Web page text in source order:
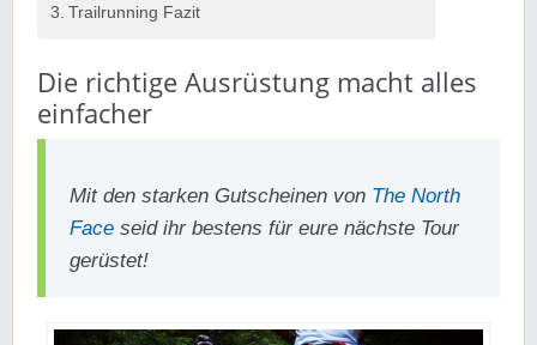
Trailrunning Fazit
Die richtige Ausrüstung macht alles
einfacher
Mit den starken Gutscheinen von The North
Face seid ihr bestens für eure nächste Tour
gerüstet!